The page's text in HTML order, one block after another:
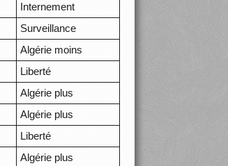
Internement
Surveillance
Algérie moins
Liberté
Algérie plus
Algérie plus
Liberté
Algérie plus